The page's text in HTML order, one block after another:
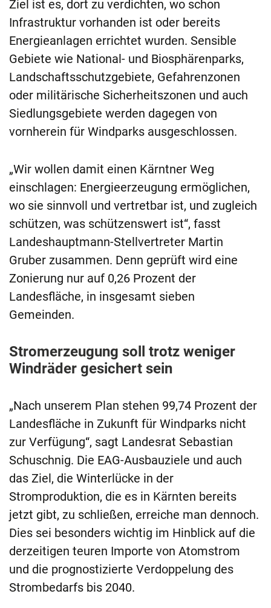
Ziel ist es, dort zu verdichten, wo schon
Infrastruktur vorhanden ist oder bereits
Energieanlagen errichtet wurden. Sensible
Gebiete wie National- und Biosphärenparks,
Landschaftsschutzgebiete, Gefahrenzonen
oder militärische Sicherheitszonen und auch
Siedlungsgebiete werden dagegen von
vornherein für Windparks ausgeschlossen.
„Wir wollen damit einen Kärntner Weg
einschlagen: Energieerzeugung ermöglichen,
wo sie sinnvoll und vertretbar ist, und zugleich
schützen, was schützenswert ist“, fasst
Landeshauptmann-Stellvertreter Martin
Gruber zusammen. Denn geprüft wird eine
Zonierung nur auf 0,26 Prozent der
Landesfläche, in insgesamt sieben
Gemeinden.
Stromerzeugung soll trotz weniger
Windräder gesichert sein
„Nach unserem Plan stehen 99,74 Prozent der
Landesfläche in Zukunft für Windparks nicht
zur Verfügung“, sagt Landesrat Sebastian
Schuschnig. Die EAG-Ausbauziele und auch
das Ziel, die Winterlücke in der
Stromproduktion, die es in Kärnten bereits
jetzt gibt, zu schließen, erreiche man dennoch.
Dies sei besonders wichtig im Hinblick auf die
derzeitigen teuren Importe von Atomstrom
und die prognostizierte Verdoppelung des
Strombedarfs bis 2040.